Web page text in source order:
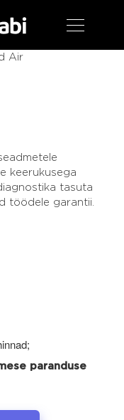
Air
keerukusega
tasuta
töödele garantii.
paranduse